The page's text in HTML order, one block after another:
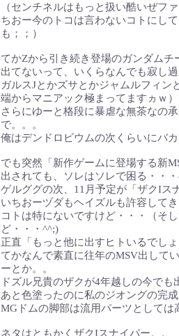
（センチネルはもっと扱い酷いぜフ
ちおー今のトコは言わないコトにし
も；；）
てかΖから引き続き登場のガンダム
出てないって、いくらなんでも寂し
ガルスJとかズサとかジャムルフィ
端からマニアック極まってますヵｗ）
さらにゆーと格段に暴虐な無茶なの
で。。。
俺はデンドロビウムの次くらいにバ
でも突然「新作ゲームに登場する新
出されても、ソレはソレで困る・・
ゲルググの次、11月予定が「ザクIス
いちおーヅダもヘイズルも許容して
コトは特にないですけど・・・（そ
ど・・・^^;)
正直「もっと他に出すヒトいるでし
てかなんで素直に往年のMSV出して
ーとか。。
ドズル兄貴のザクが4年越しの今で
あと色塗ったのに私のジオングの完
MGドムの脚部は流用パーツとして
ネタはともかくザクIスナイパー。。